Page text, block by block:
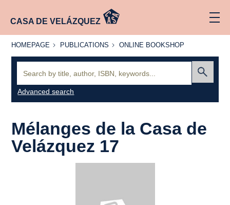
CASA DE VELÁZQUEZ
HOMEPAGE
HOMEPAGE PUBLICATIONS
PUBLICATIONS
ONLINE
ONLINE BOOKSHOP
Advanced search
Mélanges de la Casa de
Velázquez 17